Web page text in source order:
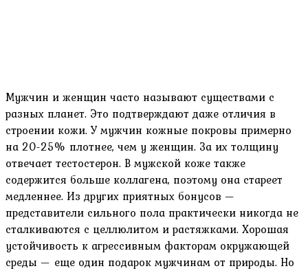
Мужчин и женщин часто называют существами с
разных планет. Это подтверждают даже отличия в
строении кожи. У мужчин кожные покровы примерно
на 20-25% плотнее, чем у женщин. За их толщину
отвечает тестостерон. В мужской коже также
содержится больше коллагена, поэтому она стареет
медленнее. Из других приятных бонусов —
представители сильного пола практически никогда не
сталкиваются с целлюлитом и растяжками. Хорошая
устойчивость к агрессивным факторам окружающей
среды — еще один подарок мужчинам от природы. Но